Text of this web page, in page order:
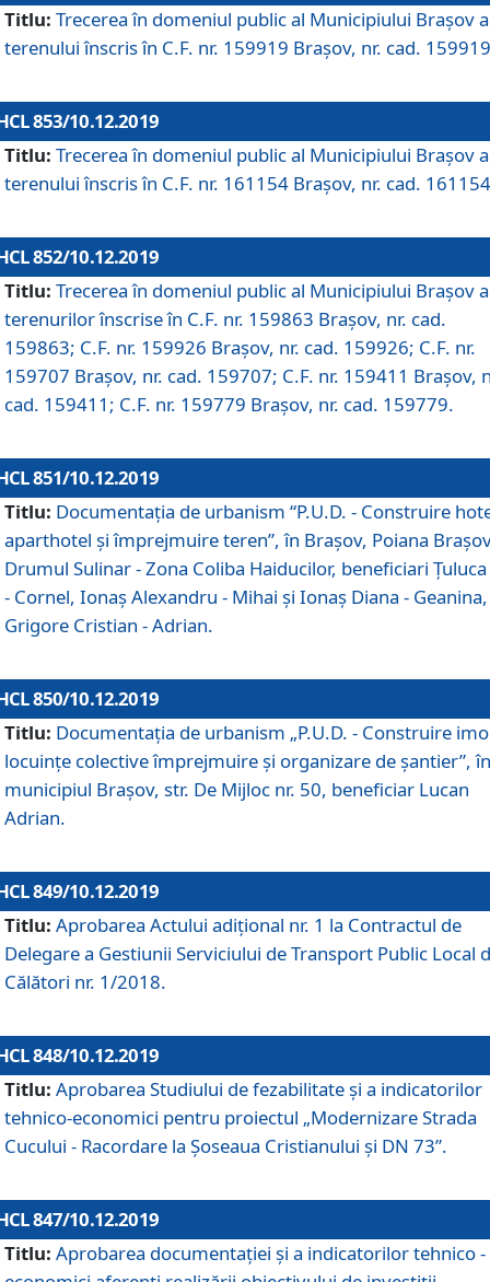
Titlu: Trecerea în domeniul public al Municipiului Braşov a
terenului înscris în C.F. nr. 159919 Brașov, nr. cad.
853/10.12.2019
Titlu: Trecerea în domeniul public al Municipiului Braşov a
terenului înscris în C.F. nr. 161154 Brașov, nr. cad.
852/10.12.2019
Titlu: Trecerea în domeniul public al Municipiului Braşov a
terenurilor înscrise în C.F. nr. 159863 Brașov, nr. cad.
159863; C.F. nr. 159926 Brașov, nr. cad. 159926; C.F. nr.
159707 Brașov, nr. cad. 159707; C.F. nr. 159411 Brașov,
cad. 159411; C.F. nr. 159779 Brașov, nr. cad. 159779.
851/10.12.2019
Titlu: Documentaţia de urbanism “P.U.D. - Construire
aparthotel şi împrejmuire teren”, în Braşov, Poiana
Drumul Sulinar - Zona Coliba Haiducilor, beneficiari
- Cornel, Ionaş Alexandru - Mihai şi Ionaş Diana - Geanina,
Grigore Cristian - Adrian.
850/10.12.2019
Titlu: Documentaţia de urbanism „P.U.D. - Construire
locuințe colective împrejmuire și organizare de șantier”, în
municipiul Braşov, str. De Mijloc nr. 50, beneficiar Lucan
Adrian.
849/10.12.2019
Titlu: Aprobarea Actului adiţional nr. 1 la Contractul de
Delegare a Gestiunii Serviciului de Transport Public Local
Călători nr. 1/2018.
848/10.12.2019
Titlu: Aprobarea Studiului de fezabilitate şi a indicatorilor
tehnico-economici pentru proiectul „Modernizare Strada
Cucului - Racordare la Șoseaua Cristianului și DN 73”.
847/10.12.2019
Titlu: Aprobarea documentației și a indicatorilor tehnico -